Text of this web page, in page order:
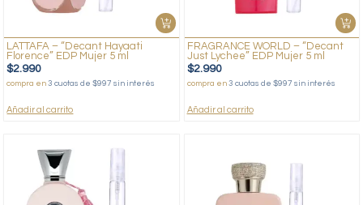
LATTAFA – “Decant Hayaati
Florence” EDP Mujer 5 ml
$2.990
compra en3 cuotas de $997 sin interés
Añadir al carrito
FRAGRANCE WORLD – “Decant
Just Lychee” EDP Mujer 5 ml
$2.990
compra en 3 cuotas de $997 sin interés
Añadir al carrito